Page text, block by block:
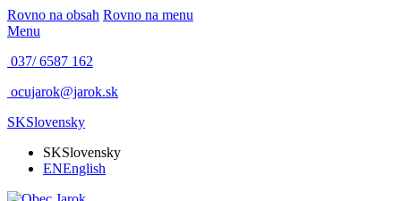
Rovno na obsah Rovno na menu
Menu
037/ 6587 162
ocujarok@jarok.sk
SKSlovensky
SKSlovensky
ENEnglish